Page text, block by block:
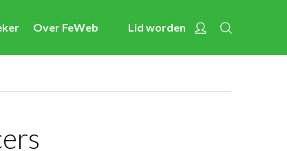
Over FeWeb Lid worden Account
Nieuws